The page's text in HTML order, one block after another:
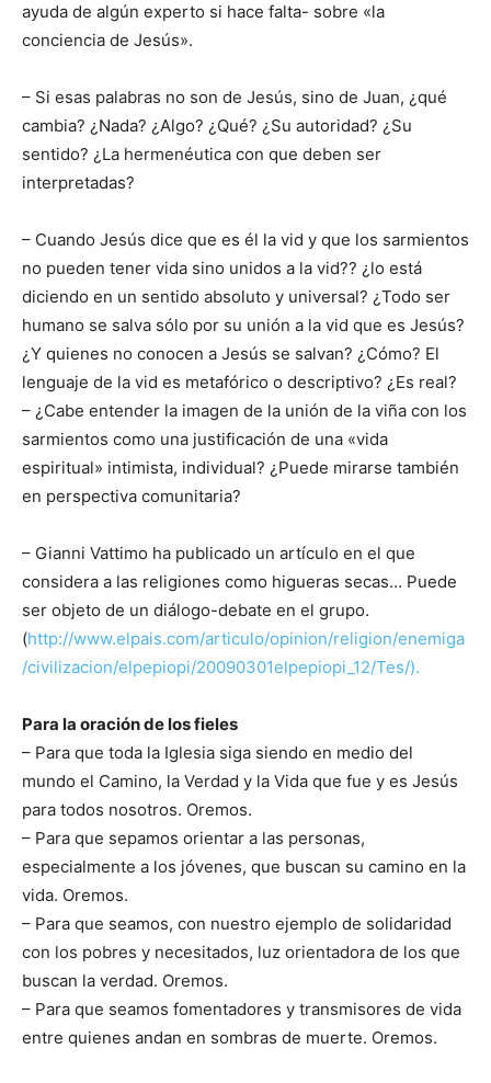
ayuda de algún experto si hace falta- sobre «la
conciencia de Jesús».
– Si esas palabras no son de Jesús, sino de Juan, ¿qué
cambia? ¿Nada? ¿Algo? ¿Qué? ¿Su autoridad? ¿Su
sentido? ¿La hermenéutica con que deben ser
interpretadas?
– Cuando Jesús dice que es él la vid y que los sarmientos
no pueden tener vida sino unidos a la vid?? ¿lo está
diciendo en un sentido absoluto y universal? ¿Todo ser
humano se salva sólo por su unión a la vid que es Jesús?
¿Y quienes no conocen a Jesús se salvan? ¿Cómo? El
lenguaje de la vid es metafórico o descriptivo? ¿Es real?
– ¿Cabe entender la imagen de la unión de la viña con los
sarmientos como una justificación de una «vida
espiritual» intimista, individual? ¿Puede mirarse también
en perspectiva comunitaria?
– Gianni Vattimo ha publicado un artículo en el que
considera a las religiones como higueras secas… Puede
ser objeto de un diálogo-debate en el grupo.
(http://www.elpais.com/articulo/opinion/religion/enemiga
/civilizacion/elpepiopi/20090301elpepiopi_12/Tes/).
Para la oración de los fieles
– Para que toda la Iglesia siga siendo en medio del
mundo el Camino, la Verdad y la Vida que fue y es Jesús
para todos nosotros. Oremos.
– Para que sepamos orientar a las personas,
especialmente a los jóvenes, que buscan su camino en la
vida. Oremos.
– Para que seamos, con nuestro ejemplo de solidaridad
con los pobres y necesitados, luz orientadora de los que
buscan la verdad. Oremos.
– Para que seamos fomentadores y transmisores de vida
entre quienes andan en sombras de muerte. Oremos.